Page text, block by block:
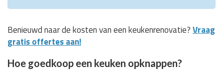
Benieuwd naar de kosten van een keukenrenovatie?Vraag
gratis offertes aan!
Hoe goedkoop een keuken opknappen?